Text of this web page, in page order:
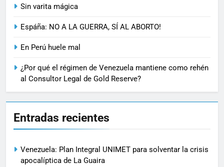
Sin varita mágica
Espáña: NO A LA GUERRA, SÍ AL ABORTO!
En Perú huele mal
¿Por qué el régimen de Venezuela mantiene como rehén
al Consultor Legal de Gold Reserve?
Entradas recientes
Venezuela: Plan Integral UNIMET para solventar la crisis
apocalíptica de La Guaira